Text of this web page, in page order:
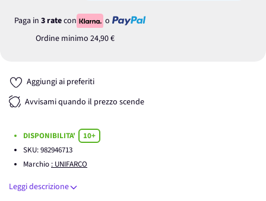
Paga in 3 ratecon
o
Ordine minimo 24,90 €
Aggiungi ai preferiti
Avvisami quando il prezzo scende
DISPONIBILITA'
10+
SKU:982946713
Marchio : UNIFARCO
Leggi descrizione